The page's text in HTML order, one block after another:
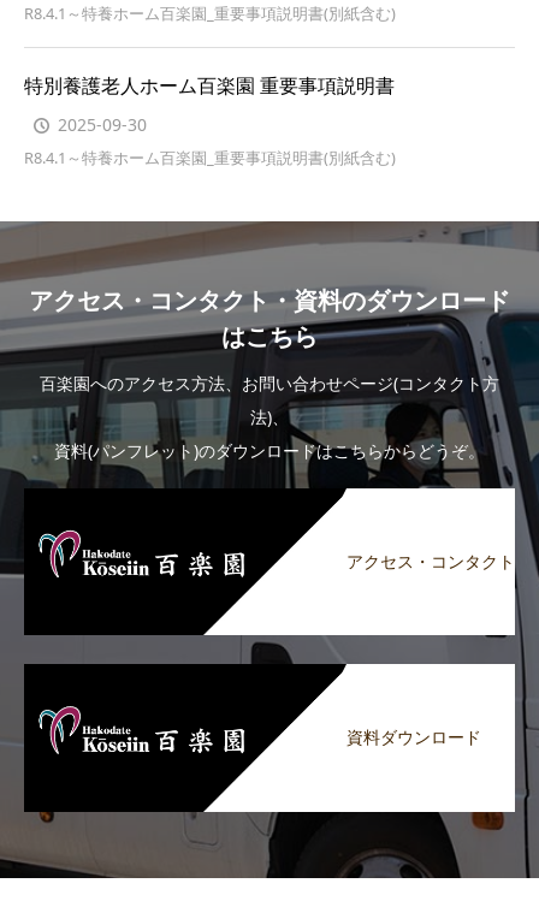
R8.4.1～特養ホーム百楽園_重要事項説明書(別紙含む)
特別養護老人ホーム百楽園 重要事項説明書
2025-09-30
R8.4.1～特養ホーム百楽園_重要事項説明書(別紙含む)
アクセス・コンタクト・資料のダウンロード
はこちら
百楽園へのアクセス方法、お問い合わせページ(コンタクト方
法)、
資料(パンフレット)のダウンロードはこちらからどうぞ。
アクセス・コンタクト
資料ダウンロード